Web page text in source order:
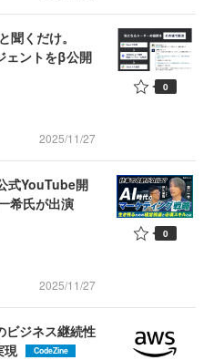
くだけ。
ェントをβ公開
2025/11/27
0
式YouTube開
希氏が出演
2025/11/27
0
ビジネス継続性
現
CodeZine